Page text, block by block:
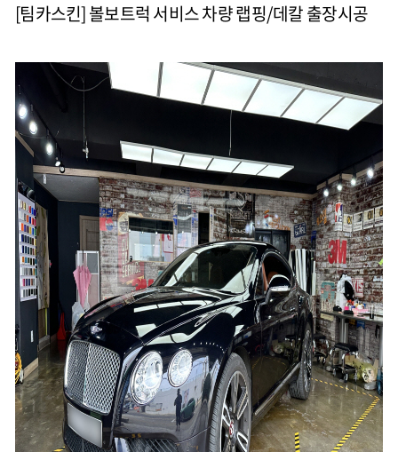
[팀카스킨] 볼보트럭 서비스 차량 랩핑/데칼 출장시공